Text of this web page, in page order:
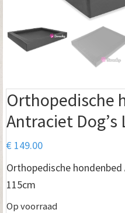
Orthopedische
Antraciet
€ 149.00
Orthopedische
115cm
Op voorraad